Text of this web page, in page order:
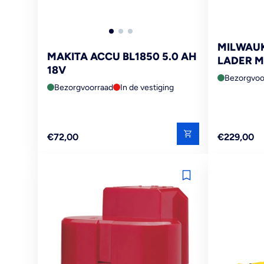
MAKITA ACCU BL1850 5.0 AH
18V
Bezorgvoorraad In de vestiging
Reguliere
€72,00
LADER
Reguliere
€229,00